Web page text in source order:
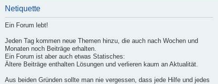
Netiquette
Ein Forum lebt!
Jeden Tag kommen neue Themen hinzu, die auch nach Wochen und
Monaten noch Beiträge erhalten.
Ein Forum ist aber auch etwas Statisches:
Ältere Beiträge enthalten Lösungen und verlieren kaum an Aktualität.
Aus beiden Gründen sollte man nie vergessen, dass jede Hilfe und jedes